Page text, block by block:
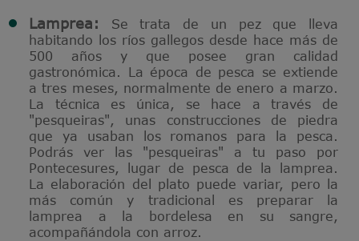
Lamprea:
Se trata de un pez que lleva
habitando los ríos gallegos desde hace más de
500 años y que posee gran calidad
gastronómica. La época de pesca se extiende
a tres meses, normalmente de enero a marzo.
La técnica es única, se hace a través de
"pesqueiras", unas construcciones de piedra
que ya usaban los romanos para la pesca.
Podrás ver las "pesqueiras" a tu paso por
Pontecesures, lugar de pesca de la lamprea.
La elaboración del plato puede variar, pero la
más común y tradicional es preparar la
lamprea a la bordelesa en su sangre,
acompañándola con arroz.